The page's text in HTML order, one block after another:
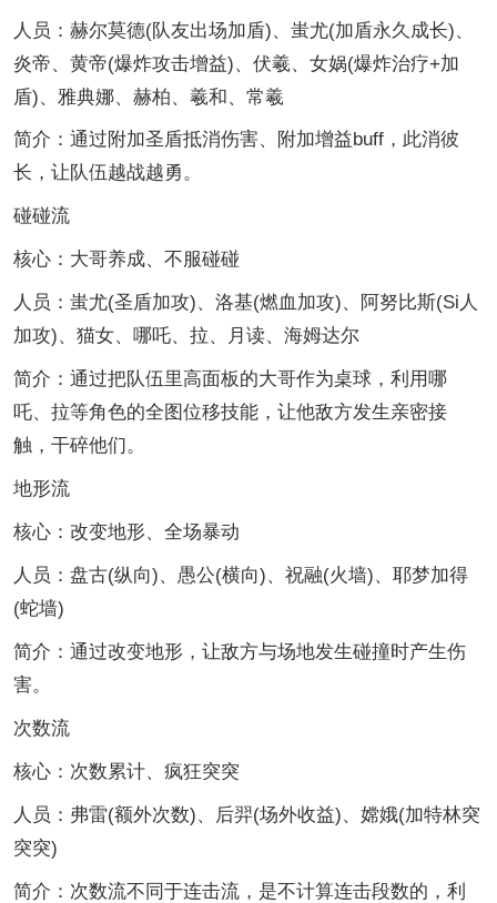
人员：赫尔莫德(队友出场加盾)、蚩尤(加盾永久成长)、
炎帝、黄帝(爆炸攻击增益)、伏羲、女娲(爆炸治疗+加
盾)、雅典娜、赫柏、羲和、常羲
简介：通过附加圣盾抵消伤害、附加增益buff，此消彼
长，让队伍越战越勇。
碰碰流
核心：大哥养成、不服碰碰
人员：蚩尤(圣盾加攻)、洛基(燃血加攻)、阿努比斯(Si人
加攻)、猫女、哪吒、拉、月读、海姆达尔
简介：通过把队伍里高面板的大哥作为桌球，利用哪
吒、拉等角色的全图位移技能，让他敌方发生亲密接
触，干碎他们。
地形流
核心：改变地形、全场暴动
人员：盘古(纵向)、愚公(横向)、祝融(火墙)、耶梦加得
(蛇墙)
简介：通过改变地形，让敌方与场地发生碰撞时产生伤
害。
次数流
核心：次数累计、疯狂突突
人员：弗雷(额外次数)、后羿(场外收益)、嫦娥(加特林突
突突)
简介：次数流不同于连击流，是不计算连击段数的，利